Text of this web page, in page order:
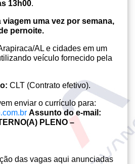
13h00.
viagem uma vez por semana,
pernoite.
AL e cidades em um
veículo fornecido pela
CLT (Contrato efetivo).
enviar o currículo para:
Assunto do e-mail:
PLENO –
das vagas aqui anunciadas